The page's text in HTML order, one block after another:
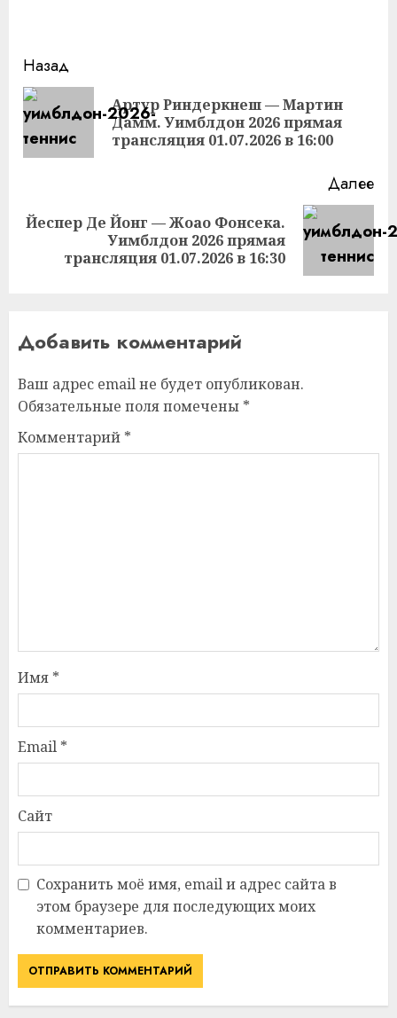
Продолжить
чтение
Назад
Артур Риндеркнеш — Мартин
Дамм. Уимблдон 2026 прямая
трансляция 01.07.2026 в 16:00
Далее
Следующая
запись:
Йеспер Де Йонг — Жоао Фонсека.
Уимблдон 2026 прямая
трансляция 01.07.2026 в 16:30
Добавить комментарий
Ваш адрес email не будет опубликован.
Обязательные поля помечены *
Комментарий *
Имя *
Email *
Сайт
Сохранить моё имя, email и адрес сайта в
этом браузере для последующих моих
комментариев.